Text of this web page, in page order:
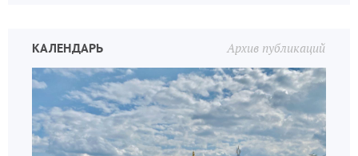
Архив публикаций
КАЛЕНДАРЬ